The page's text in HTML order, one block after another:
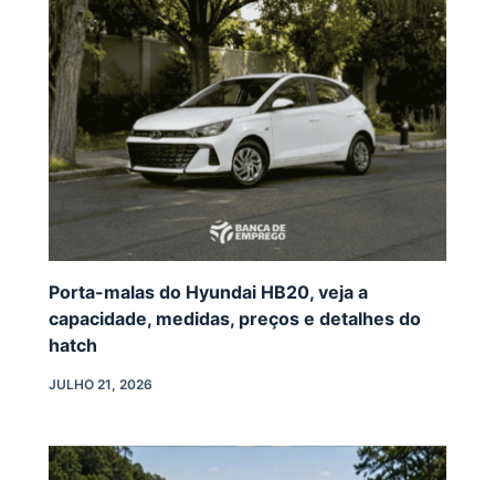
Porta-malas do Hyundai HB20, veja a
capacidade, medidas, preços e detalhes do
hatch
JULHO 21, 2026